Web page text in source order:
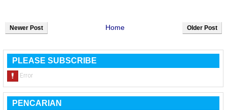
Newer Post Older Post
Home
PLEASE SUBSCRIBE
PENCARIAN